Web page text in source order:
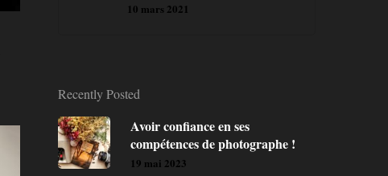
10 mars 2021
Recently Posted
Avoir confiance en ses
compétences de photographe !
19 mai 2023